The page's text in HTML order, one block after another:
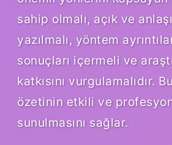
sahip olmalı, açık ve
yazılmalı, yöntem
sonuçları içermeli ve
katkısını vurgulamalıdır.
özetinin etkili ve
sunulmasını sağlar.